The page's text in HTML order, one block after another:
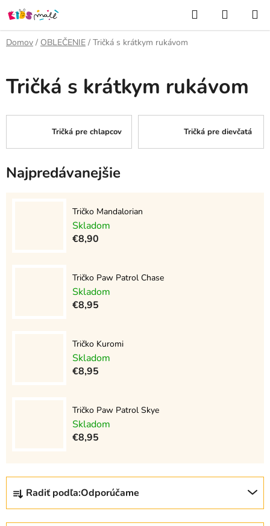
Prejsť
na
obsah
Hľadať
KOŠÍK
Domov / OBLEČENIE / Tričká s krátkym rukávom
Tričká s krátkym rukávom
Tričká pre chlapcov Tričká pre dievčatá
Najpredávanejšie
Tričko Mandalorian
Skladom
€8,90
Tričko Paw Patrol Chase
Skladom
€8,95
Tričko Kuromi
Skladom
€8,95
Tričko Paw Patrol Skye
Skladom
€8,95
R
d
Radiť podľa:Odporúčame